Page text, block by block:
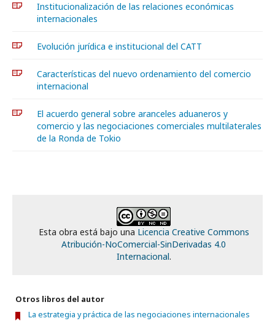
Institucionalización de las relaciones económicas
internacionales
Evolución jurídica e institucional del CATT
Características del nuevo ordenamiento del comercio
internacional
El acuerdo general sobre aranceles aduaneros y
comercio y las negociaciones comerciales multilaterales
de la Ronda de Tokio
Esta obra está bajo una Licencia Creative Commons
Atribución-NoComercial-SinDerivadas 4.0
Internacional.
Otros libros del autor
La estrategia y práctica de las negociaciones internacionales